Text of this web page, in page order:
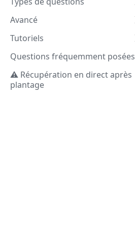
Avancé
Tutoriels
Questions fréquemment posées
⚠️ Récupération en direct après
plantage